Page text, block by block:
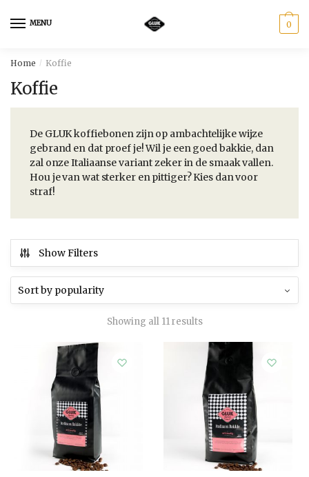
MENU 0
Home / Koffie
Koffie
De GLUK koffiebonen zijn op ambachtelijke wijze
gebrand en dat proef je! Wil je een goed bakkie, dan
zal onze Italiaanse variant zeker in de smaak vallen.
Hou je van wat sterker en pittiger? Kies dan voor
straf!
Show Filters
Showing all 11 results